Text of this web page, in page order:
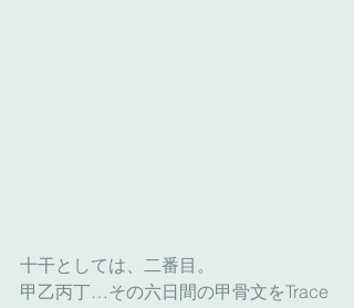
十干としては、二番目。
甲乙丙丁…その六日間の甲骨文をTrace